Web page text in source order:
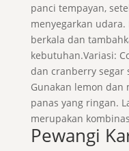
panci tempayan,
menyegarkan
berkala dan
kebutuhan.Variasi:
dan cranberry segar
Gunakan lemon
panas yang ringan.
merupakan
Pewangi